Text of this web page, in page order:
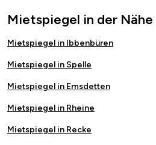
Mietspiegel in der Nähe
Mietspiegel in Ibbenbüren
Mietspiegel in Spelle
Mietspiegel in Emsdetten
Mietspiegel in Rheine
Mietspiegel in Recke